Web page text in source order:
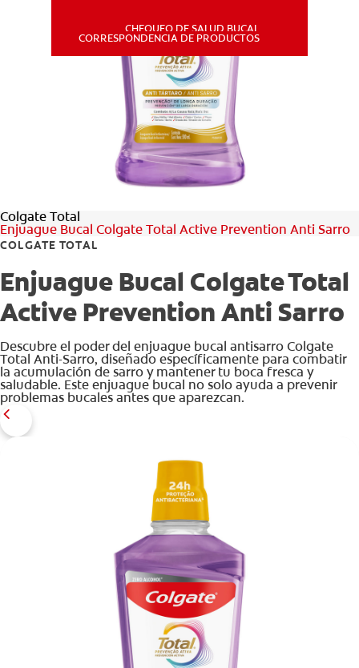
CHEQUEO DE SALUD BUCAL
CORRESPONDENCIA DE PRODUCTOS
CHEQUEO DE SALUD BUCAL
CORRESPONDENCIA DE PRODUCTOS
Colgate Total
Enjuague Bucal Colgate Total Active Prevention Anti Sarro
COLGATE TOTAL
Enjuague Bucal Colgate Total
Active Prevention Anti Sarro
Descubre el poder del enjuague bucal antisarro Colgate
Total Anti-Sarro, diseñado específicamente para combatir
la acumulación de sarro y mantener tu boca fresca y
saludable. Este enjuague bucal no solo ayuda a prevenir
problemas bucales antes que aparezcan.